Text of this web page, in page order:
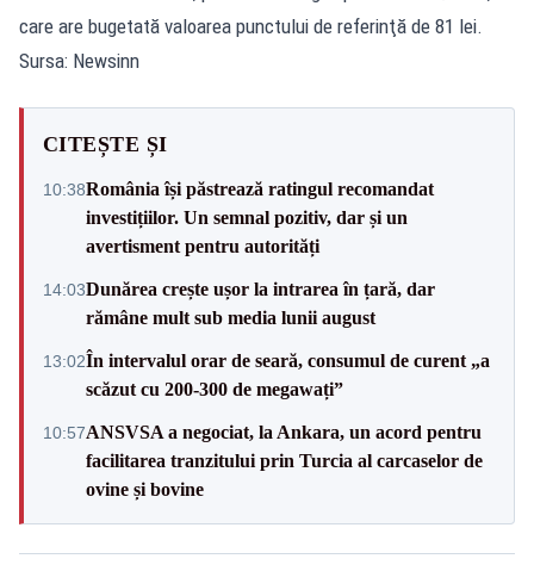
care are bugetată valoarea punctului de referinţă de 81 lei.
Sursa: Newsinn
CITEȘTE ȘI
10:38România își păstrează ratingul recomandat
investițiilor. Un semnal pozitiv, dar și un
avertisment pentru autorități
14:03Dunărea crește ușor la intrarea în țară, dar
rămâne mult sub media lunii august
13:02În intervalul orar de seară, consumul de curent „a
scăzut cu 200-300 de megawați”
10:57ANSVSA a negociat, la Ankara, un acord pentru
facilitarea tranzitului prin Turcia al carcaselor de
ovine și bovine